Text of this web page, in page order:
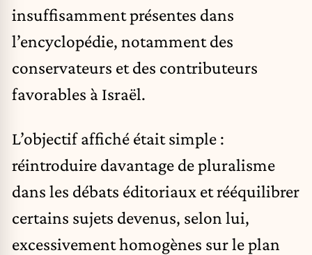
insuffisamment présentes dans
l’encyclopédie, notamment des
conservateurs et des contributeurs
favorables à Israël.
L’objectif affiché était simple :
réintroduire davantage de pluralisme
dans les débats éditoriaux et rééquilibrer
certains sujets devenus, selon lui,
excessivement homogènes sur le plan